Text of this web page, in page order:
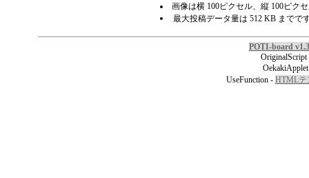
画像は横 100ピクセル、縦 100ピク
最大投稿データ量は 512 KB までで
POTI-board
UseFunction - HTMLテ